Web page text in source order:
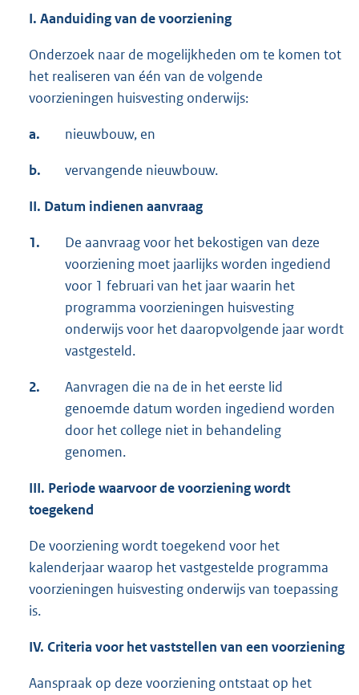
I. Aanduiding van de voorziening
Onderzoek naar de mogelijkheden om te komen tot
het realiseren van één van de volgende
voorzieningen huisvesting onderwijs:
a. nieuwbouw, en
b. vervangende nieuwbouw.
II. Datum indienen aanvraag
1.
De aanvraag voor het bekostigen van deze
voorziening moet jaarlijks worden ingediend
voor 1 februari van het jaar waarin het
programma voorzieningen huisvesting
onderwijs voor het daaropvolgende jaar wordt
vastgesteld.
2.
Aanvragen die na de in het eerste lid
genoemde datum worden ingediend worden
door het college niet in behandeling
genomen.
III. Periode waarvoor de voorziening wordt
toegekend
De voorziening wordt toegekend voor het
kalenderjaar waarop het vastgestelde programma
voorzieningen huisvesting onderwijs van toepassing
is.
IV. Criteria voor het vaststellen van een voorziening
Aanspraak op deze voorziening ontstaat op het